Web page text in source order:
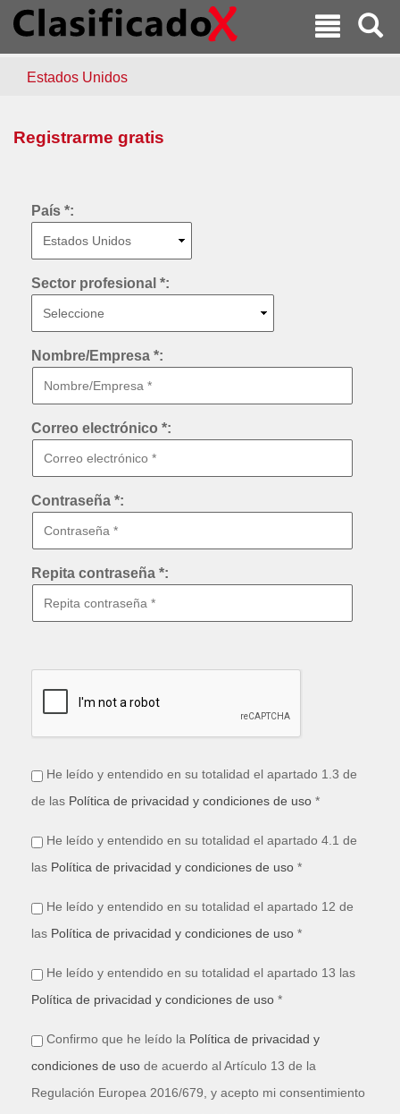
Estados Unidos
Registrarme gratis
País *:
Sector profesional *:
Nombre/Empresa *:
Correo electrónico *:
Contraseña *:
Repita contraseña *:
He leído y entendido en su totalidad el apartado 1.3 de
de las Política de privacidad y condiciones de uso *
He leído y entendido en su totalidad el apartado 4.1 de
las Política de privacidad y condiciones de uso *
He leído y entendido en su totalidad el apartado 12 de
las Política de privacidad y condiciones de uso *
He leído y entendido en su totalidad el apartado 13 las
Política de privacidad y condiciones de uso *
Confirmo que he leído la Política de privacidad y
condiciones de uso de acuerdo al Artículo 13 de la
Regulación Europea 2016/679, y acepto mi consentimiento